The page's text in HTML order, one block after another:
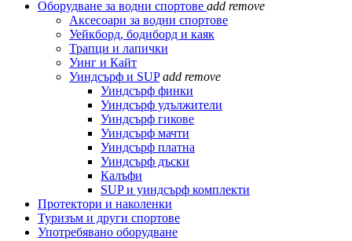
Оборудване за водни спортове add remove
Аксесоари за водни спортове
Уейкборд, бодиборд и каяк
Трапци и лапички
Уинг и Кайт
Уиндсърф и SUP add remove
Уиндсърф финки
Уиндсърф удължители
Уиндсърф гикове
Уиндсърф мачти
Уиндсърф платна
Уиндсърф дъски
Калъфи
SUP и уиндсърф комплекти
Протектори и наколенки
Туризъм и други спортове
Употребявано оборудване